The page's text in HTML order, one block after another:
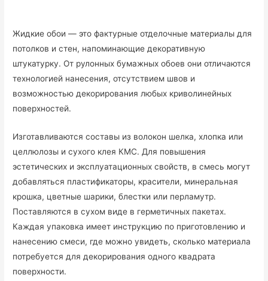
Жидкие обои — это фактурные отделочные материалы для
потолков и стен, напоминающие декоративную
штукатурку. От рулонных бумажных обоев они отличаются
технологией нанесения, отсутствием швов и
возможностью декорирования любых криволинейных
поверхностей.
Изготавливаются составы из волокон шелка, хлопка или
целлюлозы и сухого клея КМС. Для повышения
эстетических и эксплуатационных свойств, в смесь могут
добавляться пластификаторы, красители, минеральная
крошка, цветные шарики, блестки или перламутр.
Поставляются в сухом виде в герметичных пакетах.
Каждая упаковка имеет инструкцию по приготовлению и
нанесению смеси, где можно увидеть, сколько материала
потребуется для декорирования одного квадрата
поверхности.